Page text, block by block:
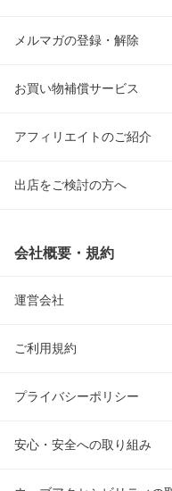
メルマガの登録・解除
お買い物補償サービス
アフィリエイトのご紹介
出店をご検討の方へ
会社概要・規約
運営会社
ご利用規約
プライバシーポリシー
安心・安全への取り組み